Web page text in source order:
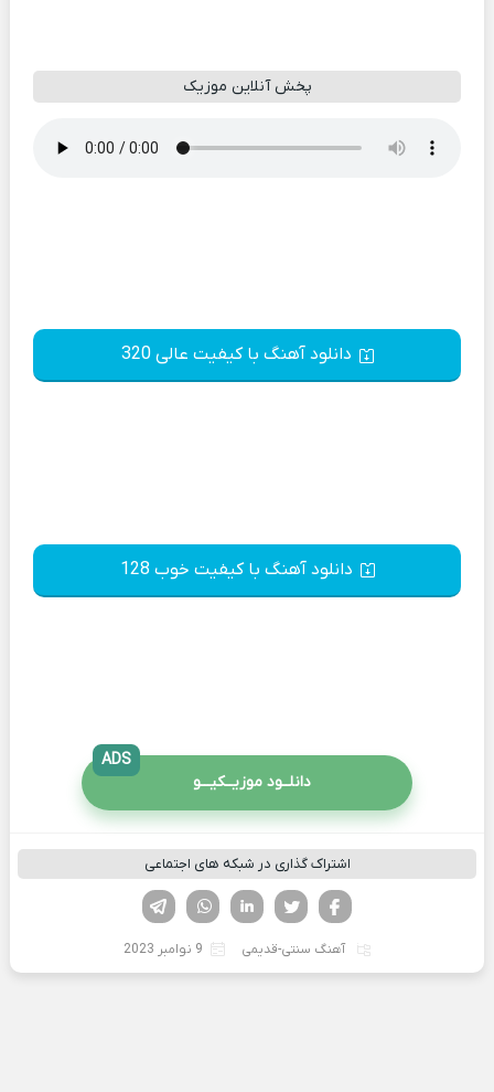
پخش آنلاین موزیک
دانلود آهنگ با کیفیت عالی 320
دانلود آهنگ با کیفیت خوب 128
دانلــود موزیــکیـــو
ADS
اشتراک گذاری در شبکه های اجتماعی
لینکدین تویتر
فیسوک
آهنگ سنتی-قدیمی 9 نوامبر 2023